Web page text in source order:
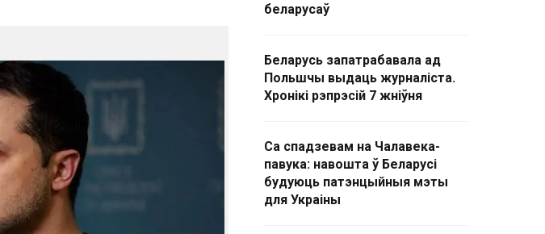
беларусаў
Беларусь запатрабавала ад
Польшчы выдаць журналіста.
Хронікі рэпрэсій 7 жніўня
Са спадзевам на Чалавека-
павука: навошта ў Беларусі
будуюць патэнцыйныя мэты
для Украіны